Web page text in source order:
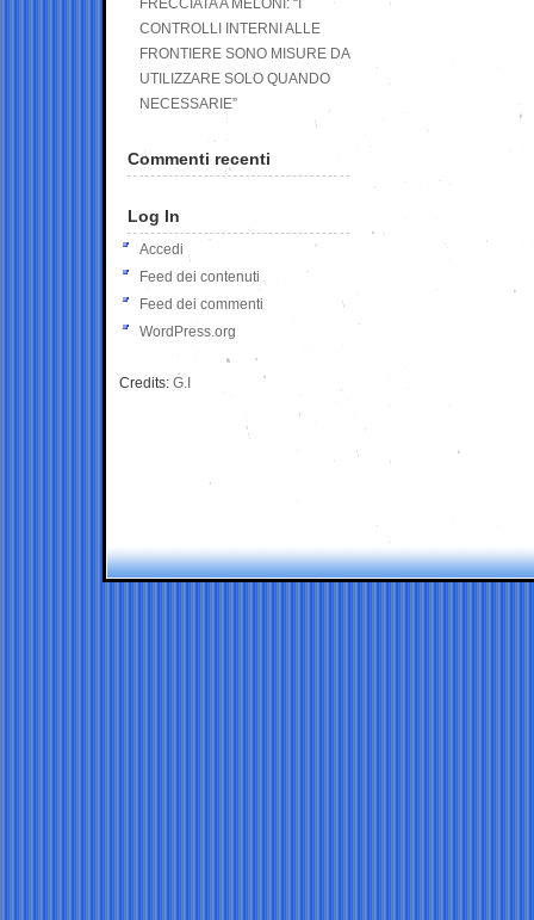
FRECCIATA A MELONI: “I
CONTROLLI INTERNI ALLE
FRONTIERE SONO MISURE DA
UTILIZZARE SOLO QUANDO
NECESSARIE”
Commenti recenti
Log In
Accedi
Feed dei contenuti
Feed dei commenti
WordPress.org
Credits: G.I